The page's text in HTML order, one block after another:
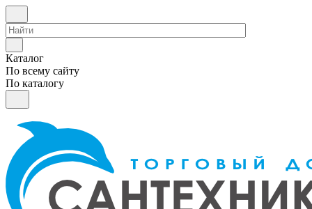
Каталог
По всему сайту
По каталогу